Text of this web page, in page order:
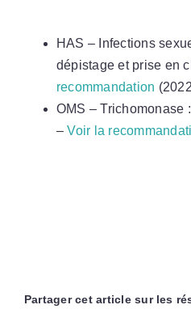
HAS – Infections
dépistage et prise en
recommandation
OMS – Trichomonase
–Voir la
Partager cet article sur les